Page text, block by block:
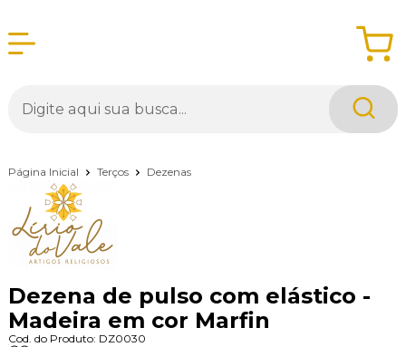
Página Inicial Terços Dezenas
Dezena de pulso com elástico -
Madeira em cor Marfin
Cod. do Produto: DZ0030